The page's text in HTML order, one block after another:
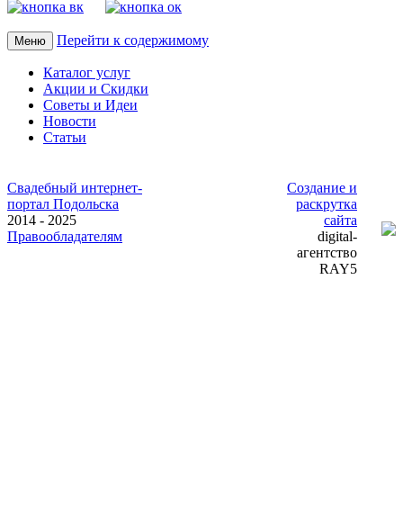
Меню Перейти к содержимому
Каталог услуг
Акции и Скидки
Советы и Идеи
Новости
Статьи
Свадебный интернет-
портал Подольска
2014 - 2025
Правообладателям
Создание и
раскрутка
сайта
digital-
агентство
RAY5